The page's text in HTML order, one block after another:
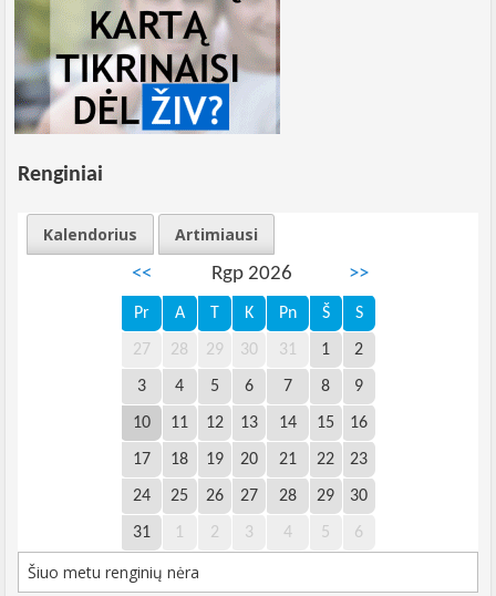
Renginiai
Kalendorius
Artimiausi
<<
Rgp 2026 >>
Pr A T K Pn Š S
27 28 29 30 31 1 2
3 4 5 6 7 8 9
10 11 12 13 14 15 16
17 18 19 20 21 22 23
24 25 26 27 28 29 30
31 1 2 3 4 5 6
Šiuo metu renginių nėra